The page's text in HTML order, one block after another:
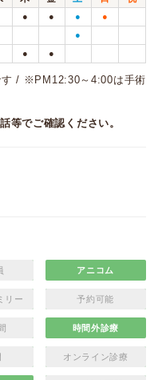
● ● ● ●
●
● ●
/ ※PM12:30～4:00は手術
等でご確認ください。
アニコム
リー 予約可能
時間外診療
オンライン診療